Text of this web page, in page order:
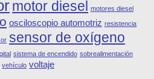
motor diesel motores diesel
osciloscopio automotriz resistencia
sensor de oxígeno
sistema de encendido sobrealimentación
vehículo voltaje